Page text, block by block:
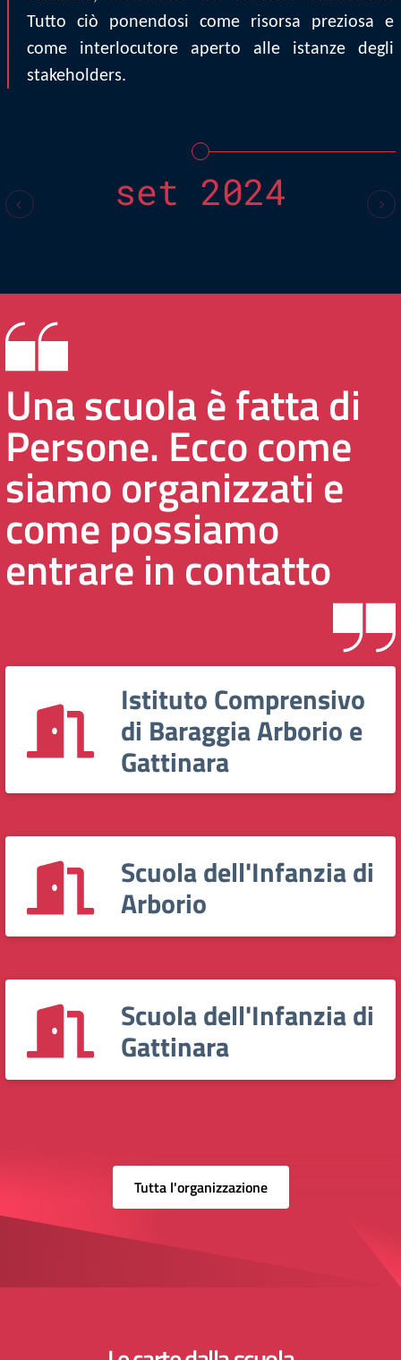
Tutto ciò ponendosi come risorsa preziosa e
come interlocutore aperto alle istanze degli
stakeholders.
set 2024
Una scuola è fatta di
Persone. Ecco come
siamo organizzati e
come possiamo
entrare in contatto
Istituto Comprensivo
di Baraggia Arborio e
Gattinara
Scuola dell'Infanzia di
Arborio
Scuola dell'Infanzia di
Gattinara
Tutta l'organizzazione